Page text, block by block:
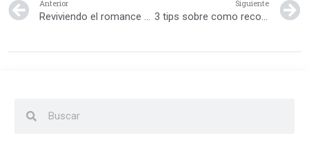
Anterior
Reviviendo el romance en el matrimonio
Siguiente
3 tips sobre como reconciliarte con tu pareja